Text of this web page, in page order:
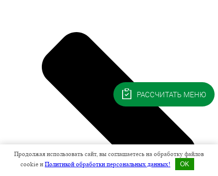
Продолжая использовать сайт, вы соглашаетесь на обработку файлов
cookie иПолитикой обработки персональных данных! OK
РАССЧИТАТЬ МЕНЮ